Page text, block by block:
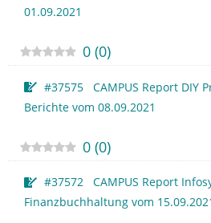
01.09.2021
0 (0)
#37575 CAMPUS Report DIY
Berichte vom 08.09.2021
0 (0)
#37572 CAMPUS Report
Finanzbuchhaltung vom